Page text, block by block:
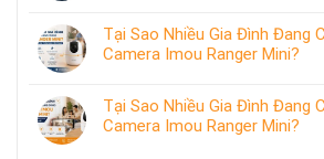
Tại Sao Nhiều Gia Đình Đang
Camera Imou Ranger Mini?
Tại Sao Nhiều Gia Đình Đang
Camera Imou Ranger Mini?